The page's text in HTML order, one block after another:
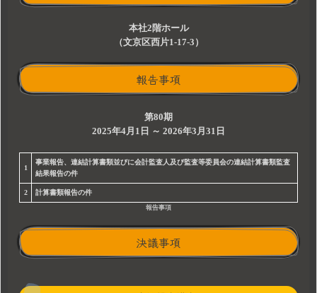
本社2階ホール
（文京区西片1-17-3）
報告事項
第80期
2025年4月1日 ～ 2026年3月31日
1
事業報告、連結計算書類並びに会計監査人及び監査等委員会の連結計算書類監査
結果報告の件
2 計算書類報告の件
報告事項
決議事項